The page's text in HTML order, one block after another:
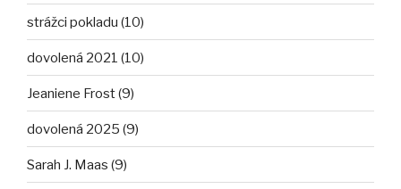
strážci pokladu (10)
dovolená 2021 (10)
Jeaniene Frost (9)
dovolená 2025 (9)
Sarah J. Maas (9)